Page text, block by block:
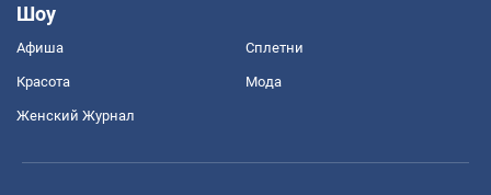
Шоу
Афиша Сплетни
Красота Мода
Женский Журнал